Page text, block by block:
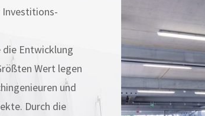
Investitions-
die Entwicklung
Wert legen
und
Durch die